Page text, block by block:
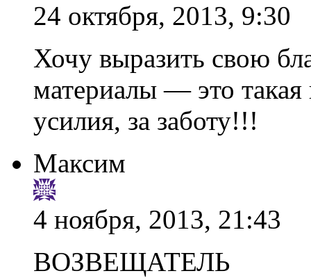
24 октября, 2013, 9:30
Хочу выразить свою
материалы — это
усилия, за заботу!!!
Максим
4 ноября, 2013, 21:43
ВОЗВЕЩАТЕЛЬ